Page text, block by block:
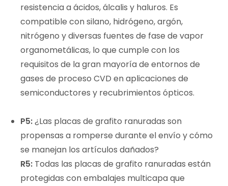
resistencia a ácidos, álcalis y haluros. Es
compatible con silano, hidrógeno, argón,
nitrógeno y diversas fuentes de fase de vapor
organometálicas, lo que cumple con los
requisitos de la gran mayoría de entornos de
gases de proceso CVD en aplicaciones de
semiconductores y recubrimientos ópticos.
P5:¿Las placas de grafito ranuradas son
propensas a romperse durante el envío y cómo
se manejan los artículos dañados?
R5: Todas las placas de grafito ranuradas están
protegidas con embalajes multicapa que